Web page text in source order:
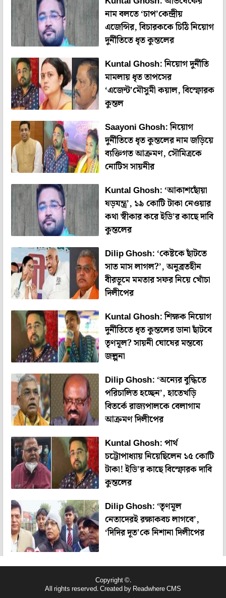
নাম বলতে ‘চাপ’কেন্দ্রীয়
এজেন্সির, বিচারককে চিঠি নিয়োগ
দুর্নীতিতে ধৃত কুন্তলের
Kuntal Ghosh: নিয়োগ দুর্নীতি
মামলায় ধৃত তাপসের
‘এজেন্ট’মৌসুমী কয়াল, বিস্ফোরক
কুন্তল
Saayoni Ghosh: নিয়োগ
দুর্নীতিতে ধৃত কুন্তলের নাম জড়িয়ে
ব্যক্তিগত আক্রমণ, সৌমিত্রকে
নোটিস সায়নীর
Kuntal Ghosh: ‘আকাশছোঁয়া
ষড়যন্ত্র’, ১৯ কোটি টাকা নেওয়ার
কথা স্বীকার করে ইডি’র কাছে দাবি
কুন্তলের
Dilip Ghosh: ‘কেষ্টকে ছাঁটতে
সাত মাস লাগল?’, অনুব্রতহীন
বীরভূমে মমতার সফর নিয়ে খোঁচা
দিলীপের
Kuntal Ghosh: শিক্ষক নিয়োগ
দুর্নীতিতে ধৃত কুন্তলের ডানা ছাঁটবে
তৃণমূল? সায়নী ঘোষের মন্তব্যে
জল্পনা
Dilip Ghosh: ‘অন্যের বুদ্ধিতে
পরিচালিত হচ্ছেন’, হাতেখড়ি
বিতর্কে রাজ্যপালকে বেলাগাম
আক্রমণ দিলীপের
Kuntal Ghosh: পার্থ
চট্টোপাধ্যায় নিয়েছিলেন ১৫ কোটি
টাকা! ইডি’র কাছে বিস্ফোরক দাবি
কুন্তলের
Dilip Ghosh: ‘তৃণমূল
নেতাদেরই রক্ষাকবচ লাগবে’,
‘দিদির দূত’কে নিশানা দিলীপের
Copyright ©.
All rights reserved. Created by Readwhere CMS